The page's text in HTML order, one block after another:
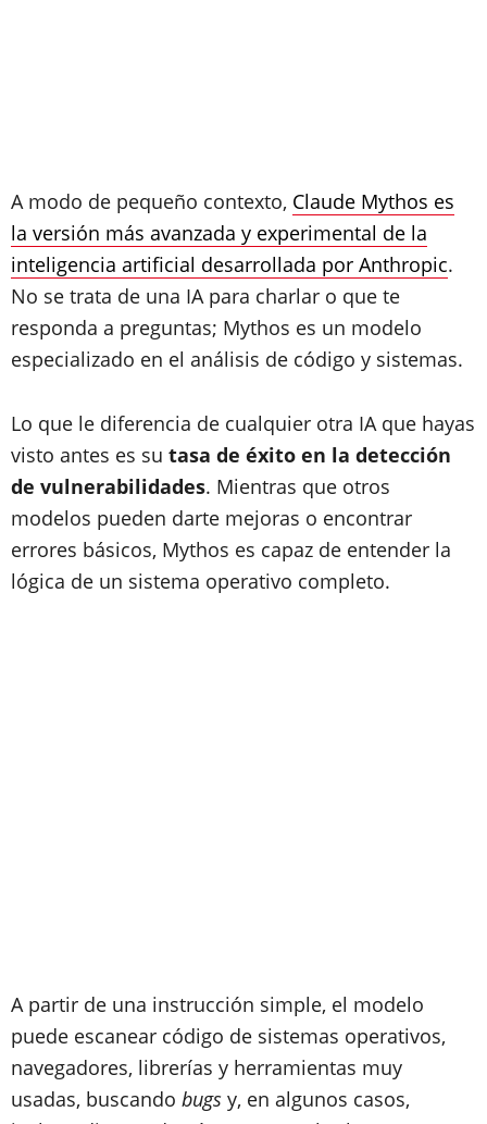
A modo de pequeño contexto, Claude Mythos es
la versión más avanzada y experimental de la
inteligencia artificial desarrollada por Anthropic.
No se trata de una IA para charlar o que te
responda a preguntas; Mythos es un modelo
especializado en el análisis de código y sistemas.
Lo que le diferencia de cualquier otra IA que hayas
visto antes es su tasa de éxito en la detección
de vulnerabilidades. Mientras que otros
modelos pueden darte mejoras o encontrar
errores básicos, Mythos es capaz de entender la
lógica de un sistema operativo completo.
A partir de una instrucción simple, el modelo
puede escanear código de sistemas operativos,
navegadores, librerías y herramientas muy
usadas, buscando bugs y, en algunos casos,